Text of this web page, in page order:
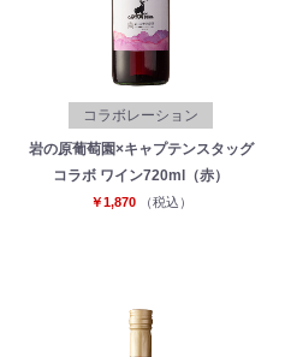
コラボレーション
岩の原葡萄園×キャプテンスタッグ
コラボ ワイン720ml（赤）
￥1,870 （税込）